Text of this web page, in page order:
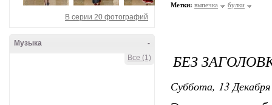
В серии 20 фотографий
-
Музыка
Все (1)
Метки: выпечка булки
БЕЗ
Суббота, 13